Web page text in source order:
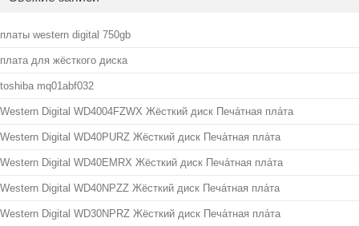
платы western digital 750gb
плата для жёсткого диска
toshiba mq01abf032
Western Digital WD4004FZWX Жёсткий диск Печа́тная пла́та
Western Digital WD40PURZ Жёсткий диск Печа́тная пла́та
Western Digital WD40EMRX Жёсткий диск Печа́тная пла́та
Western Digital WD40NPZZ Жёсткий диск Печа́тная пла́та
Western Digital WD30NPRZ Жёсткий диск Печа́тная пла́та